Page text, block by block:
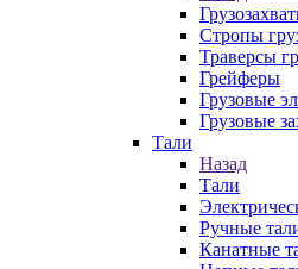
Стропы
Траверсы
Грейферы
Грузовые
Грузовые
Тали
Назад
Тали
Ручные
Канатные